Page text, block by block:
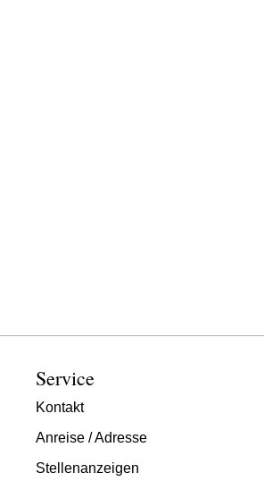
Service
Kontakt
Anreise / Adresse
Stellenanzeigen